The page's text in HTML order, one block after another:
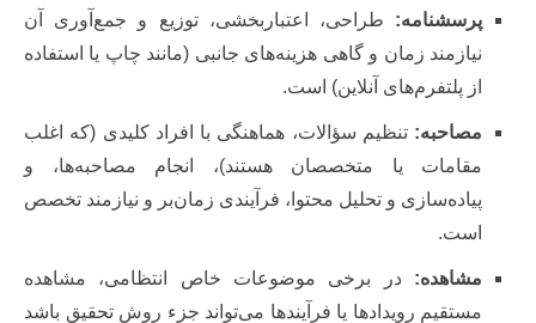
پرسشنامه: طراحی، اعتباربخشی، توزیع و جمع‌آوری آن
نیازمند زمان و گاهی هزینه‌های جانبی (مانند چاپ یا استفاده
از پلتفرم‌های آنلاین) است.
مصاحبه: تنظیم سؤالات، هماهنگی با افراد کلیدی (که اغلب
مقامات یا متخصصان هستند)، انجام مصاحبه‌ها، و
پیاده‌سازی و تحلیل محتوا، فرآیندی زمان‌بر و نیازمند تخصص
است.
مشاهده: در برخی موضوعات خاص انتظامی، مشاهده
مستقیم رویدادها یا فرآیندها می‌تواند جزء روش تحقیق باشد